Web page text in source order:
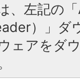
、左記の
）」ダ
ェアをダ